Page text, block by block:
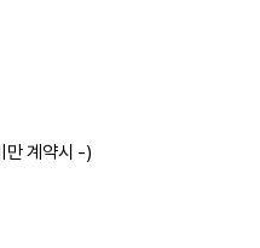
만 계약시 -)